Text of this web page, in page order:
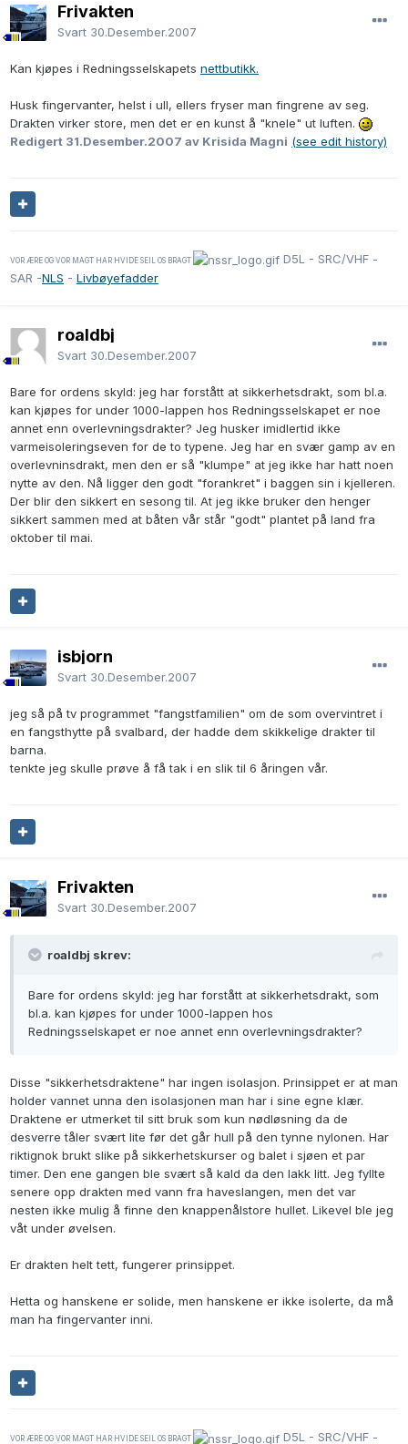
Frivakten
Svart 30.Desember.2007
Kan kjøpes i Redningsselskapets nettbutikk.
Husk fingervanter, helst i ull, ellers fryser man fingrene av seg.
Drakten virker store, men det er en kunst å "knele" ut luften.
Redigert 31.Desember.2007 av Krisida Magni (see edit history)
VOR ÆRE OG VOR MAGT HAR HVIDE SEIL OS BRAGT
D5L - SRC/VHF -
SAR -NLS - Livbøyefadder
roaldbj
Svart 30.Desember.2007
Bare for ordens skyld: jeg har forstått at sikkerhetsdrakt, som bl.a.
kan kjøpes for under 1000-lappen hos Redningsselskapet er noe
annet enn overlevningsdrakter? Jeg husker imidlertid ikke
varmeisoleringseven for de to typene. Jeg har en svær gamp av en
overlevninsdrakt, men den er så "klumpe" at jeg ikke har hatt noen
nytte av den. Nå ligger den godt "forankret" i baggen sin i kjelleren.
Der blir den sikkert en sesong til. At jeg ikke bruker den henger
sikkert sammen med at båten vår står "godt" plantet på land fra
oktober til mai.
isbjorn
Svart 30.Desember.2007
jeg så på tv programmet "fangstfamilien" om de som overvintret i
en fangsthytte på svalbard, der hadde dem skikkelige drakter til
barna.
tenkte jeg skulle prøve å få tak i en slik til 6 åringen vår.
Frivakten
Svart 30.Desember.2007
roaldbj skrev:
Bare for ordens skyld: jeg har forstått at sikkerhetsdrakt, som
bl.a. kan kjøpes for under 1000-lappen hos
Redningsselskapet er noe annet enn overlevningsdrakter?
Disse "sikkerhetsdraktene" har ingen isolasjon. Prinsippet er at man
holder vannet unna den isolasjonen man har i sine egne klær.
Draktene er utmerket til sitt bruk som kun nødløsning da de
desverre tåler svært lite før det går hull på den tynne nylonen. Har
riktignok brukt slike på sikkerhetskurser og balet i sjøen et par
timer. Den ene gangen ble svært så kald da den lakk litt. Jeg fyllte
senere opp drakten med vann fra haveslangen, men det var
nesten ikke mulig å finne den knappenålstore hullet. Likevel ble jeg
våt under øvelsen.
Er drakten helt tett, fungerer prinsippet.
Hetta og hanskene er solide, men hanskene er ikke isolerte, da må
man ha fingervanter inni.
VOR ÆRE OG VOR MAGT HAR HVIDE SEIL OS BRAGT D5L - SRC/VHF -